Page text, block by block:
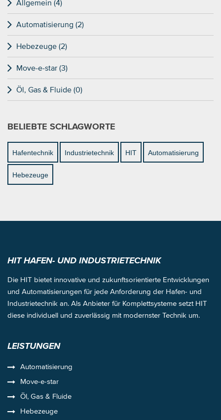
Allgemein (4)
Automatisierung (2)
Hebezeuge (2)
Move-e-star (3)
Öl, Gas & Fluide (0)
BELIEBTE SCHLAGWORTE
Hafentechnik Industrietechnik HIT Automatisierung
Hebezeuge
HIT HAFEN- UND INDUSTRIETECHNIK
Die HIT bietet innovative und zukunftsorientierte Entwicklungen
und Automatisierungen für jede Anforderung der Hafen- und
Industrietechnik an. Als Anbieter für Komplettsysteme setzt HIT
diese individuell und zuverlässig mit modernster Technik um.
LEISTUNGEN
Automatisierung
Move-e-star
Öl, Gas & Fluide
Hebezeuge